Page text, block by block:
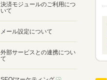
決済モジュールのご利用につ
いて
メール設定について
外部サービスとの連携につい
て